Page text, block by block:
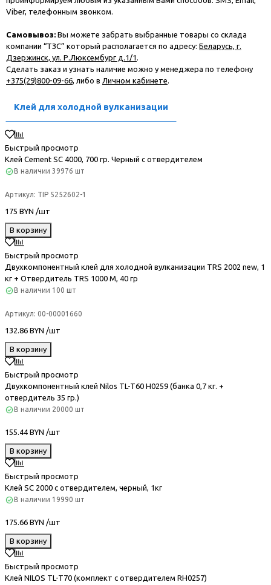
Viber, телефонным звонком.
Самовывоз: Вы можете забрать выбранные товары со склада
компании “ТЗС” который располагается по адресу: Беларусь, г.
Дзержинск, ул. Р.Люксембург д.1/1 .
Сделать заказ и узнать наличие можно у менеджера по телефону
+375(29)800-09-66, либо в Личном кабинете.
Клей для холодной вулканизации
Быстрый просмотр
Клей Cement SC 4000, 700 гр. Черный с отвердителем
В наличии 39976 шт
Артикул: TIP 5252602-1
175 BYN /шт
В корзину
Быстрый просмотр
Двухкомпонентный клей для холодной вулканизации TRS 2002 new, 1
кг + Отвердитель TRS 1000 M, 40 гр
В наличии 100 шт
Артикул: 00-00001660
132.86 BYN /шт
В корзину
Быстрый просмотр
Двухкомпонентный клей Nilos TL-T60 H0259 (банка 0,7 кг. +
отвердитель 35 гр.)
В наличии 20000 шт
155.44 BYN /шт
В корзину
Быстрый просмотр
Клей SC 2000 с отвердителем, черный, 1кг
В наличии 19990 шт
175.66 BYN /шт
В корзину
Быстрый просмотр
Клей NILOS TL-T70 (комплект с отвердителем RH0257)